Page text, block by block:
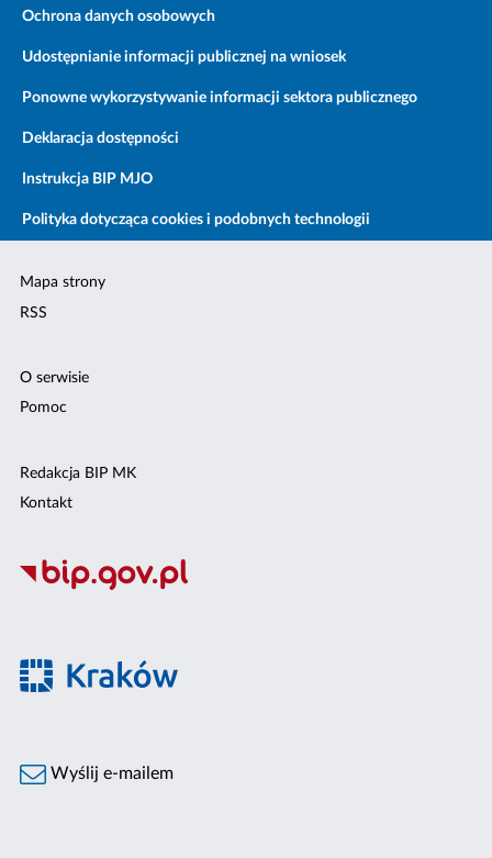
Ochrona danych osobowych
Udostępnianie informacji publicznej na wniosek
Ponowne wykorzystywanie informacji sektora publicznego
Deklaracja dostępności
Instrukcja BIP MJO
Polityka dotycząca cookies i podobnych technologii
Mapa strony
RSS
O serwisie
Pomoc
Redakcja BIP MK
Kontakt
Wyślij e-mailem